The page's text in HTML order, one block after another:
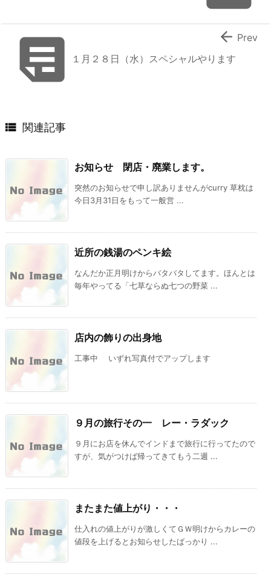

１月２８日（水）スペシャルやります
 Prev
 関連記事
お知らせ 閉店・廃業します。
突然のお知らせで申し訳ありませんがcurry 草枕は
今日3月31日をもって一般営 ...
近所の銭湯のペンキ絵
なんだか正月明けからバタバタしてます。ほんとは
毎年やってる「七草ならぬ七つの野菜 ...
店内の飾りの出身地
工事中 いずれ写真付でアップします
９月の旅行その一 レー・ラダック
９月にお店を休んでインドまで旅行に行ってたので
すが、気がつけば帰ってきてもう二週 ...
またまた値上がり・・・
仕入れの値上がりが激しくてＧＷ明けからカレーの
値段を上げるとお知らせしたばっかり ...